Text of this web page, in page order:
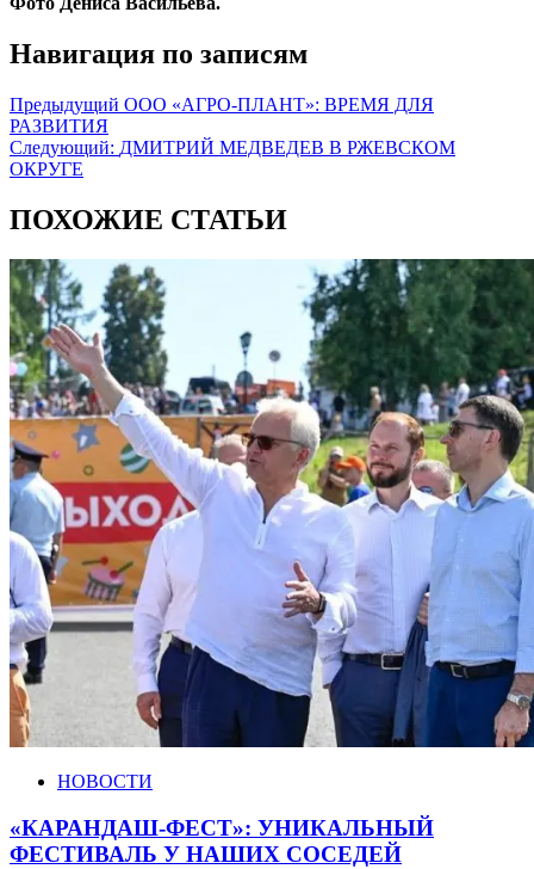
Навигация по записям
Предыдущий ООО «АГРО-ПЛАНТ»: ВРЕМЯ ДЛЯ
РАЗВИТИЯ
Следующий: ДМИТРИЙ МЕДВЕДЕВ В РЖЕВСКОМ
ОКРУГЕ
ПОХОЖИЕ СТАТЬИ
НОВОСТИ
«КАРАНДАШ-ФЕСТ»: УНИКАЛЬНЫЙ
ФЕСТИВАЛЬ У НАШИХ СОСЕДЕЙ